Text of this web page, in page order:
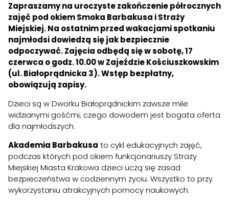
Zapraszamy na uroczyste zakończenie półrocznych
zajęć pod okiem Smoka Barbakusa i Straży
Miejskiej. Na ostatnim przed wakacjami spotkaniu
najmłodsi dowiedzą się jak bezpiecznie
odpoczywać. Zajęcia odbędą się w sobotę, 17
czerwca o godz. 10.00 w Zajeździe Kościuszkowskim
(ul. Białoprądnicka 3). Wstęp bezpłatny,
obowiązują zapisy.
Dzieci są w Dworku Białoprądnickim zawsze mile
widzianymi gośćmi, czego dowodem jest bogata oferta
dla najmłodszych.
Akademia Barbakusa to cykl edukacyjnych zajęć,
podczas których pod okiem funkcjonariuszy Straży
Miejskiej Miasta Krakowa dzieci uczą się zasad
bezpieczeństwa w codziennym życiu. Wszystko to przy
wykorzystaniu atrakcyjnych pomocy naukowych.